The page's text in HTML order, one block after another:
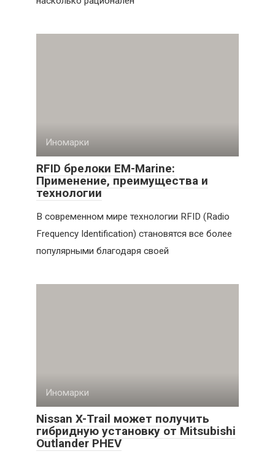
Иномарки
RFID брелоки EM-Marine:
Применение, преимущества и
технологии
В современном мире технологии RFID (Radio
Frequency Identification) становятся все более
популярными благодаря своей
Иномарки
Nissan X-Trail может получить
гибридную установку от Mitsubishi
Outlander PHEV